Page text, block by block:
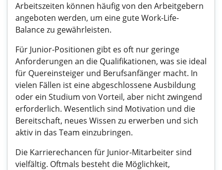
Arbeitszeiten können häufig von den Arbeitgebern
angeboten werden, um eine gute Work-Life-
Balance zu gewährleisten.
Für Junior-Positionen gibt es oft nur geringe
Anforderungen an die Qualifikationen, was sie ideal
für Quereinsteiger und Berufsanfänger macht. In
vielen Fällen ist eine abgeschlossene Ausbildung
oder ein Studium von Vorteil, aber nicht zwingend
erforderlich. Wesentlich sind Motivation und die
Bereitschaft, neues Wissen zu erwerben und sich
aktiv in das Team einzubringen.
Die Karrierechancen für Junior-Mitarbeiter sind
vielfältig. Oftmals besteht die Möglichkeit,